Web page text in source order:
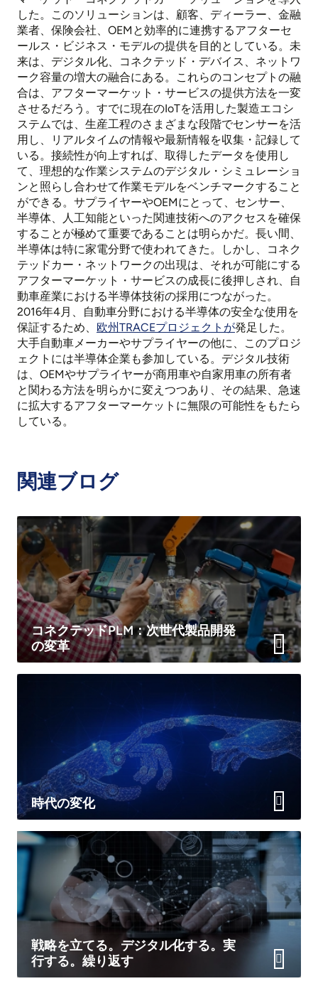
した。このソリューションは、顧客、ディーラー、金融
業者、保険会社、OEMと効率的に連携するアフターセ
ールス・ビジネス・モデルの提供を目的としている。未
来は、デジタル化、コネクテッド・デバイス、ネットワ
ーク容量の増大の融合にある。これらのコンセプトの融
合は、アフターマーケット・サービスの提供方法を一変
させるだろう。すでに現在のIoTを活用した製造エコシ
ステムでは、生産工程のさまざまな段階でセンサーを活
用し、リアルタイムの情報や最新情報を収集・記録して
いる。接続性が向上すれば、取得したデータを使用し
て、理想的な作業システムのデジタル・シミュレーショ
ンと照らし合わせて作業モデルをベンチマークすること
ができる。サプライヤーやOEMにとって、センサー、
半導体、人工知能といった関連技術へのアクセスを確保
することが極めて重要であることは明らかだ。長い間、
半導体は特に家電分野で使われてきた。しかし、コネク
テッドカー・ネットワークの出現は、それが可能にする
アフターマーケット・サービスの成長に後押しされ、自
動車産業における半導体技術の採用につながった。
2016年4月、自動車分野における半導体の安全な使用を
保証するため、 欧州TRACEプロジェクトが発足した。
大手自動車メーカーやサプライヤーの他に、このプロジ
ェクトには半導体企業も参加している。デジタル技術
は、OEMやサプライヤーが商用車や自家用車の所有者
と関わる方法を明らかに変えつつあり、その結果、急速
に拡大するアフターマーケットに無限の可能性をもたら
している。
関連ブログ
コネクテッドPLM：次世代製品開発
の変革
時代の変化
戦略を立てる。デジタル化する。実
行する。繰り返す